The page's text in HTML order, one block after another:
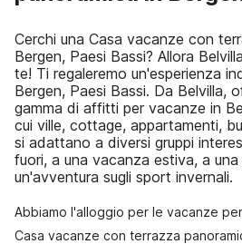
Cerchi una Casa vacanze con
Bergen, Paesi Bassi? Allora
te! Ti regaleremo un'esperienza
Bergen, Paesi Bassi. Da Belvilla,
gamma di affitti per vacanze in
cui ville, cottage, appartamenti,
si adattano a diversi gruppi
fuori, a una vacanza estiva, a
un'avventura sugli sport invernali.
Abbiamo l'alloggio per le vacanze
Casa vacanze con terrazza